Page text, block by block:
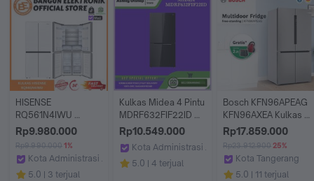
HISENSE
RQ561N4IWU
KULKAS SIDE BY
SIDE MULTI 4 DOOR
INVERTER 520L
RQ56
Rp9.980.000
Rp9.990.0001%
Kota Administrasi Jakarta Barat
BANGUN ELEKTRONIK
5.0 3 terjual
Kulkas Midea 4 Pintu
MDRF632FIF22ID
Inverter Quatro
Kulkas Multi Door
Smart Cooling
Rp10.549.000
Kota Administrasi Jakarta Utara
Ashley Olshop Official Store
5.0 4 terjual
Bosch KFN96APEAG
KFN96AXEA Kulkas
French Door Bottom
Freezer Multi Door
Rp17.859.000
Rp23.912.90025%
Kota Tangerang
Bosch Home
5.0 11 terjual